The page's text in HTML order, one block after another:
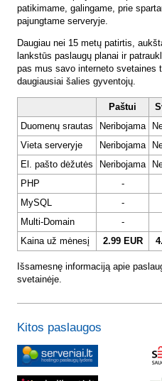
patikimame, galingame, prie
pajungtame serveryje.
Daugiau nei 15 metų patirtis,
lankstūs paslaugų planai ir
pas mus savo interneto svetaines
daugiausiai šalies gyventojų.
Paštui
Duomenų srautas
Neribojama
Vieta serveryje
Neribojama
El. pašto dėžutės
Neribojama
PHP
-
MySQL
-
Multi-Domain
-
Kaina už mėnesį
2.99 EUR
Išsamesnę informaciją apie
svetainėje.
Kitos paslaugos